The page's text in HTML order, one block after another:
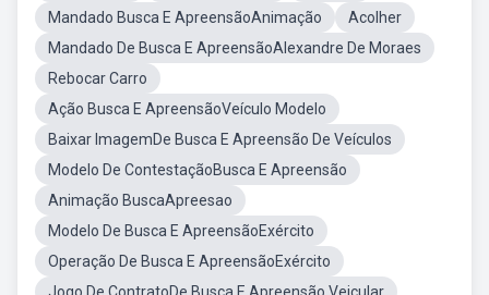
Mandado Busca E ApreensãoAnimação
Acolher
Mandado De Busca E ApreensãoAlexandre De Moraes
Rebocar Carro
Ação Busca E ApreensãoVeículo Modelo
Baixar ImagemDe Busca E Apreensão De Veículos
Modelo De ContestaçãoBusca E Apreensão
Animação BuscaApreesao
Modelo De Busca E ApreensãoExército
Operação De Busca E ApreensãoExército